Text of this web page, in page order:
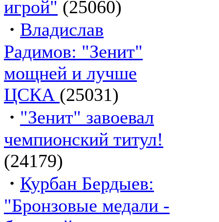
игрой" (25060)
· Владислав
Радимов: "Зенит"
мощней и лучше
ЦСКА (25031)
· "Зенит" завоевал
чемпионский титул!
(24179)
· Курбан Бердыев:
"Бронзовые медали -